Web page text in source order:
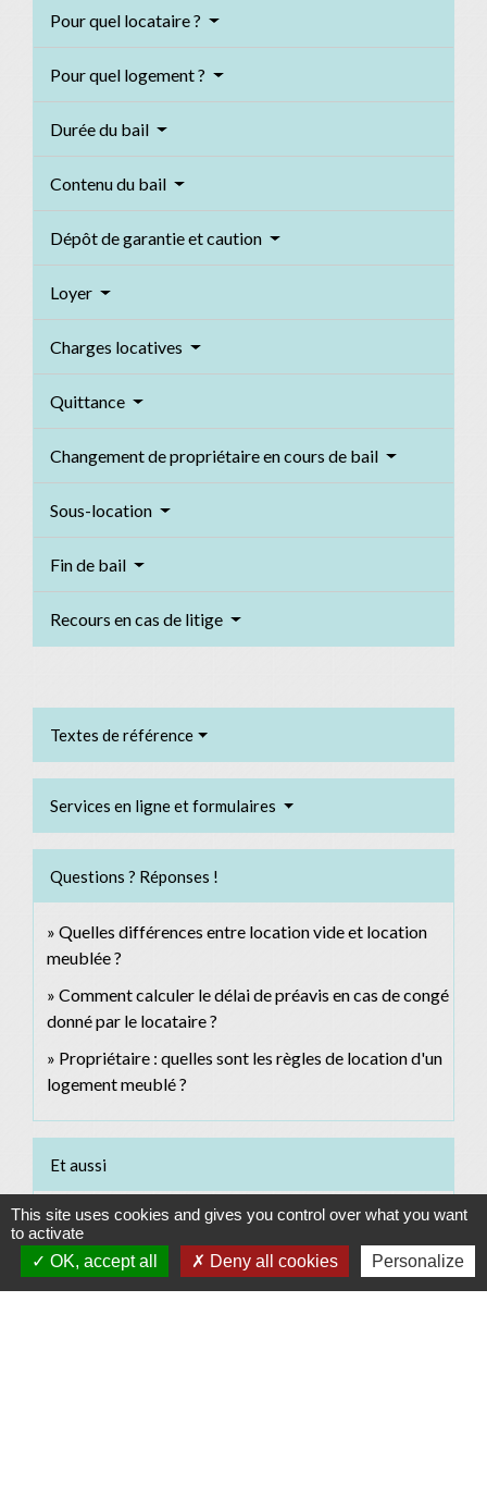
Pour quel locataire ?
Pour quel logement ?
Durée du bail
Contenu du bail
Dépôt de garantie et caution
Loyer
Charges locatives
Quittance
Changement de propriétaire en cours de bail
Sous-location
Fin de bail
Recours en cas de litige
Textes de référence
Services en ligne et formulaires
Questions ? Réponses !
Quelles différences entre location vide et location
meublée ?
Comment calculer le délai de préavis en cas de congé
donné par le locataire ?
Propriétaire : quelles sont les règles de location d'un
logement meublé ?
Et aussi
Conciliateur de justice
Justice
This site uses cookies and gives you control over what you want
to activate
OK, accept all
Deny all cookies Personalize